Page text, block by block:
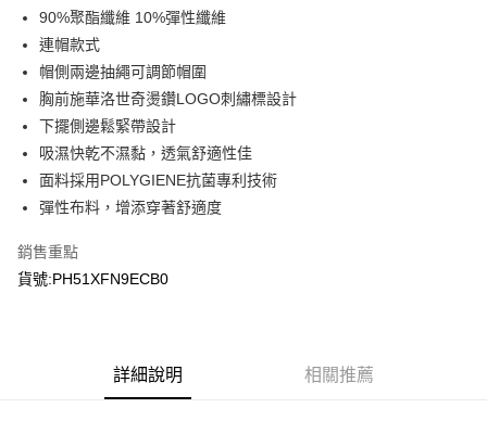
悠遊付
Google Pay
運送方式
每筆NT$90，滿NT$899(含以上)免運費
宅配(離島)
90%聚酯纖維 10%彈性纖維
連帽款式
帽側兩邊抽繩可調節帽圍
胸前施華洛世奇燙鑽LOGO刺繡標設計
下擺側邊鬆緊帶設計
吸濕快乾不濕黏，透氣舒適性佳
面料採用POLYGIENE抗菌專利技術
彈性布料，增添穿著舒適度
銷售重點
貨號:PH51XFN9ECB0
詳細說明 相關推薦